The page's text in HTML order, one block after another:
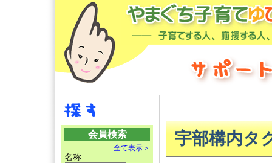
会員検索
全て表示＞
名称
宇部構内タ